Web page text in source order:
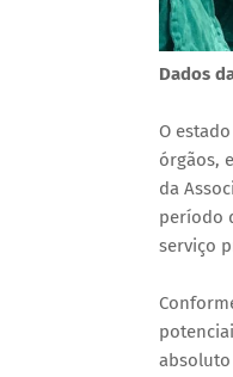
Dados
O
órgãos,
da
período
serviço